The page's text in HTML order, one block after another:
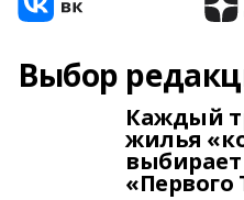
Выбор
Каждый
жилья
«Первого